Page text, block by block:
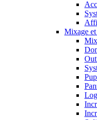
Mixage